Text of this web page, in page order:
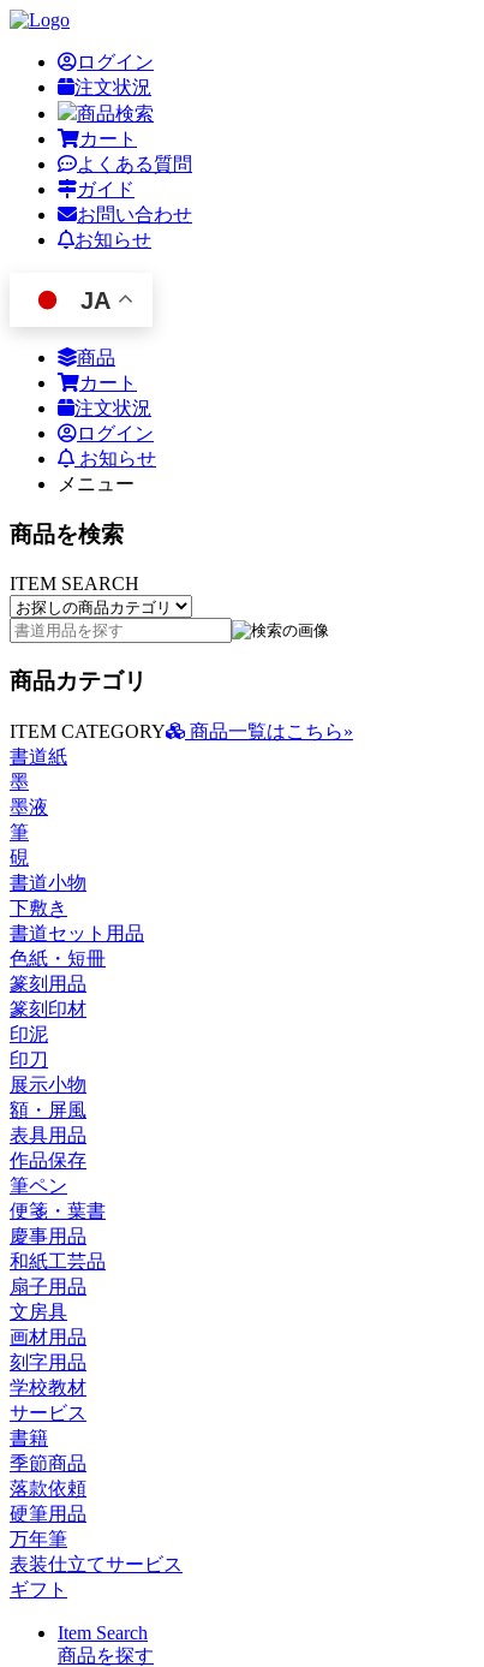
ログイン
注文状況
商品検索
カート
よくある質問
ガイド
お問い合わせ
お知らせ
JA
商品
カート
注文状況
ログイン
お知らせ
メニュー
商品を検索
ITEM SEARCH
商品カテゴリ
ITEM CATEGORY
商品一覧はこちら»
書道紙
墨
墨液
筆
硯
書道小物
下敷き
書道セット用品
色紙・短冊
篆刻用品
篆刻印材
印泥
印刀
展示小物
額・屏風
表具用品
作品保存
筆ペン
便箋・葉書
慶事用品
和紙工芸品
扇子用品
文房具
画材用品
刻字用品
学校教材
サービス
書籍
季節商品
落款依頼
硬筆用品
万年筆
表装仕立てサービス
ギフト
Item Search
商品を探す